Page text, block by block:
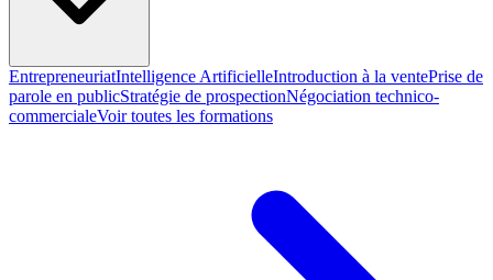
EntrepreneuriatIntelligence ArtificielleIntroduction à la ventePrise de
parole en publicStratégie de prospectionNégociation technico-
commercialeVoir toutes les formations